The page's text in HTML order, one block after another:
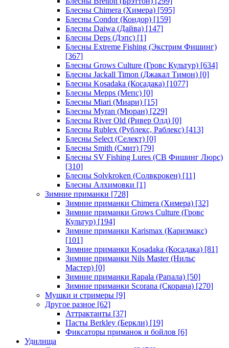
Блесны Chimera (Химера) [595]
Блесны Condor (Кондор) [159]
Блесны Daiwa (Дайва) [147]
Блесны Deps (Дэпс) [1]
Блесны Extreme Fishing (Экстрим Фишинг)
[367]
Блесны Grows Culture (Гровс Культур) [634]
Блесны Jackall Timon (Джакал Тимон) [0]
Блесны Kosadaka (Косадака) [1077]
Блесны Mepps (Мепс) [0]
Блесны Miari (Миари) [15]
Блесны Myran (Мюран) [229]
Блесны River Old (Ривер Олд) [0]
Блесны Rublex (Рублекс, Раблекс) [413]
Блесны Select (Селект) [0]
Блесны Smith (Смит) [79]
Блесны SV Fishing Lures (СВ Фишинг Люрс)
[310]
Блесны Solvkroken (Солвкрокен) [11]
Блесны Алхимовки [1]
Зимние приманки [728]
Зимние приманки Chimera (Химера) [32]
Зимние приманки Grows Culture (Гровс
Культур) [194]
Зимние приманки Karismax (Каризмакс)
[101]
Зимние приманки Kosadaka (Косадака) [81]
Зимние приманки Nils Master (Нильс
Мастер) [0]
Зимние приманки Rapala (Рапала) [50]
Зимние приманки Scorana (Скорана) [270]
Мушки и стримеры [9]
Другое разное [62]
Аттрактанты [37]
Пасты Berkley (Беркли) [19]
Фиксаторы приманок и бойлов [6]
Удилища